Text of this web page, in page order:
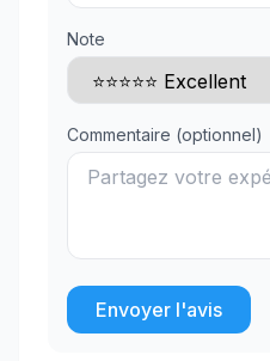
Note
Commentaire (optionnel)
Envoyer l'avis